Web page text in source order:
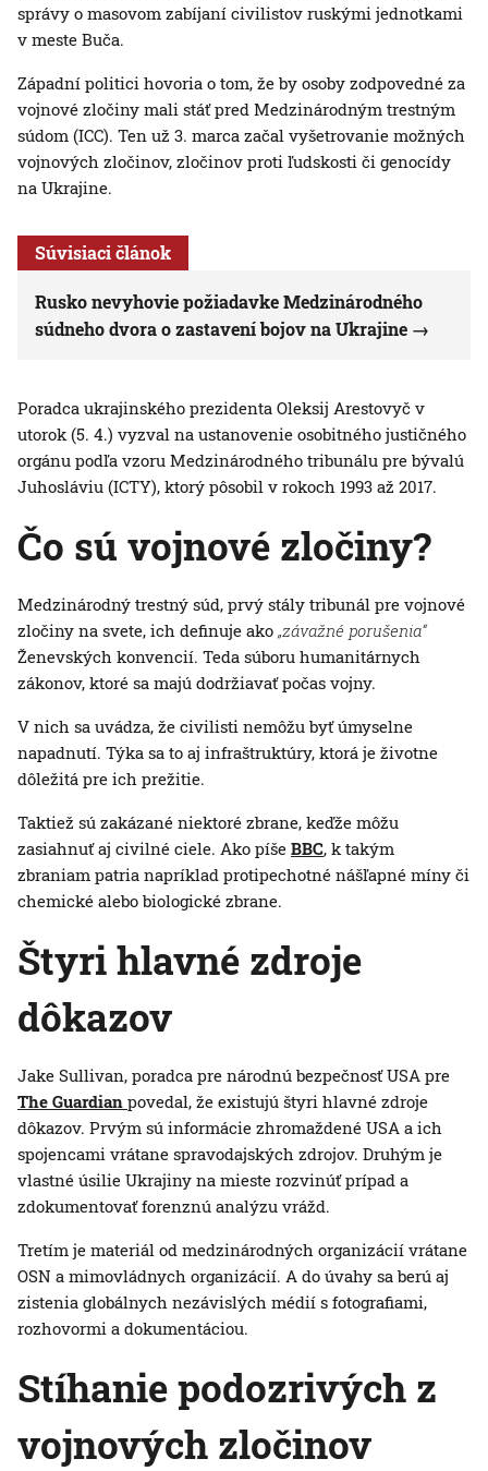
správy o masovom zabíjaní civilistov ruskými jednotkami
v meste Buča.
Západní politici hovoria o tom, že by osoby zodpovedné za
vojnové zločiny mali stáť pred Medzinárodným trestným
súdom (ICC). Ten už 3. marca začal vyšetrovanie možných
vojnových zločinov, zločinov proti ľudskosti či genocídy
na Ukrajine.
Súvisiaci článok
Rusko nevyhovie požiadavke Medzinárodného
súdneho dvora o zastavení bojov na Ukrajine
Poradca ukrajinského prezidenta Oleksij Arestovyč v
utorok (5. 4.) vyzval na ustanovenie osobitného justičného
orgánu podľa vzoru Medzinárodného tribunálu pre bývalú
Juhosláviu (ICTY), ktorý pôsobil v rokoch 1993 až 2017.
Čo sú vojnové zločiny?
Medzinárodný trestný súd, prvý stály tribunál pre vojnové
zločiny na svete, ich definuje ako „závažné porušenia“
Ženevských konvencií. Teda súboru humanitárnych
zákonov, ktoré sa majú dodržiavať počas vojny.
V nich sa uvádza, že civilisti nemôžu byť úmyselne
napadnutí. Týka sa to aj infraštruktúry, ktorá je životne
dôležitá pre ich prežitie.
Taktiež sú zakázané niektoré zbrane, keďže môžu
zasiahnuť aj civilné ciele. Ako píše BBC, k takým
zbraniam patria napríklad protipechotné nášľapné míny či
chemické alebo biologické zbrane.
Štyri hlavné zdroje
dôkazov
Jake Sullivan, poradca pre národnú bezpečnosť USA pre
The Guardian povedal, že existujú štyri hlavné zdroje
dôkazov. Prvým sú informácie zhromaždené USA a ich
spojencami vrátane spravodajských zdrojov. Druhým je
vlastné úsilie Ukrajiny na mieste rozvinúť prípad a
zdokumentovať forenznú analýzu vrážd.
Tretím je materiál od medzinárodných organizácií vrátane
OSN a mimovládnych organizácií. A do úvahy sa berú aj
zistenia globálnych nezávislých médií s fotografiami,
rozhovormi a dokumentáciou.
Stíhanie podozrivých z
vojnových zločinov